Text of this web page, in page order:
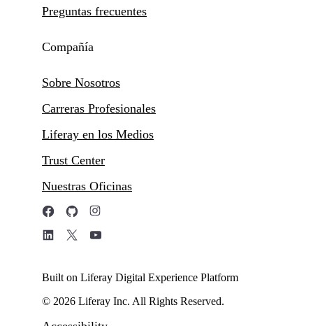
Preguntas frecuentes
Compañía
Sobre Nosotros
Carreras Profesionales
Liferay en los Medios
Trust Center
Nuestras Oficinas
Built on Liferay Digital Experience Platform
© 2026 Liferay Inc. All Rights Reserved.